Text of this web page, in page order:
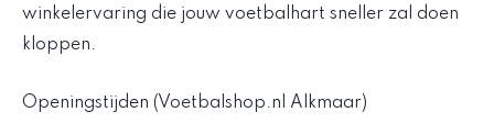
winkelervaring die jouw voetbalhart sneller zal doen
kloppen.
Openingstijden (Voetbalshop.nl Alkmaar)